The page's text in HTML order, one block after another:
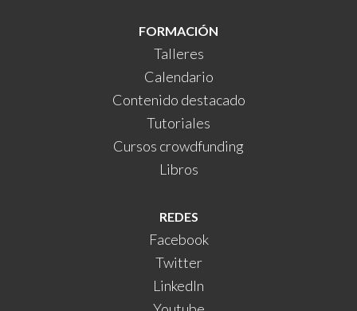
FORMACIÓN
Talleres
Calendario
Contenido destacado
Tutoriales
Cursos crowdfunding
Libros
REDES
Facebook
Twitter
LinkedIn